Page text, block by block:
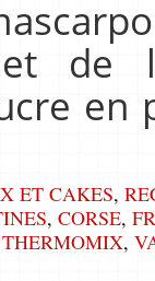
de
en
ET CAKES,
, CORSE,
THERMOMIX,